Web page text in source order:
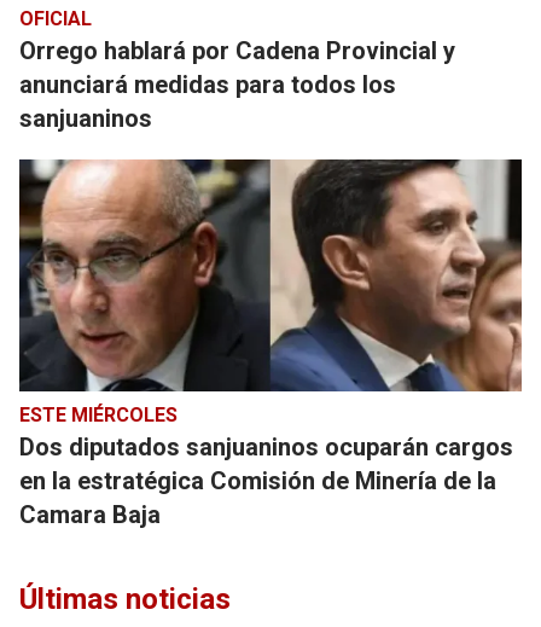
OFICIAL
Orrego hablará por Cadena Provincial y
anunciará medidas para todos los
sanjuaninos
ESTE MIÉRCOLES
Dos diputados sanjuaninos ocuparán cargos
en la estratégica Comisión de Minería de la
Camara Baja
Últimas noticias